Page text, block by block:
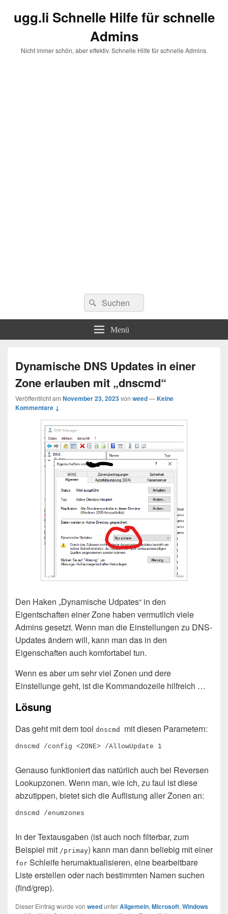
ugg.li Schnelle Hilfe für schnelle
Admins
Nicht immer schön, aber effektiv. Schnelle Hilfe für schnelle Admins.
Suchen
nach:
Suchen
Menü
Dynamische DNS Updates in einer
Zone erlauben mit „dnscmd“
Veröffentlicht am November 23, 2023von weed—Keine
Kommentare ↓
Den Haken „Dynamische Udpates“ in den
Eigentschaften einer Zone haben vermutlich viele
Admins gesetzt. Wenn man die Einstellungen zu DNS-
Updates ändern will, kann man das in den
Eigenschaften auch komfortabel tun.
Wenn es aber um sehr viel Zonen und dere
Einstellunge geht, ist die Kommandozeile hilfreich …
Lösung
Das geht mit dem tool dnscmd mit diesen Parametern:
dnscmd /config <ZONE> /AllowUpdate 1
Genauso funktioniert das natürlich auch bei Reversen
Lookupzonen. Wenn man, wie ich, zu faul ist diese
abzutippen, bietet sich die Auflistung aller Zonen an:
dnscmd /enumzones
In der Textausgaben (ist auch noch filterbar, zum
Beispiel mit /primay) kann man dann beliebig mit einer
for Schleife herumaktualisieren, eine bearbeitbare
Liste erstellen oder nach bestimmten Namen suchen
(find/grep).
Dieser Eintrag wurde von weedunterAllgemein, Microsoft, Windows